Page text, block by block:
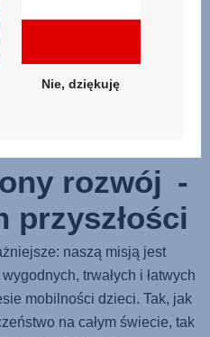
rozwój -
przyszłości
naszą misją jest
trwałych i łatwych
mobilności dzieci. Tak, jak
na całym świecie, tak
Nie, dziękuję